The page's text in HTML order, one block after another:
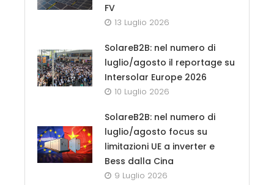
FV
13 Luglio 2026
SolareB2B: nel numero di
luglio/agosto il reportage su
Intersolar Europe 2026
10 Luglio 2026
SolareB2B: nel numero di
luglio/agosto focus su
limitazioni UE a inverter e
Bess dalla Cina
9 Luglio 2026